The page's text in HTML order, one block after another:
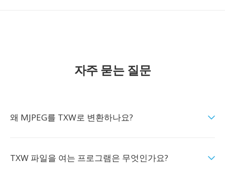
자주 묻는 질문
왜 MJPEG를 TXW로 변환하나요?
TXW 파일을 여는 프로그램은 무엇인가요?